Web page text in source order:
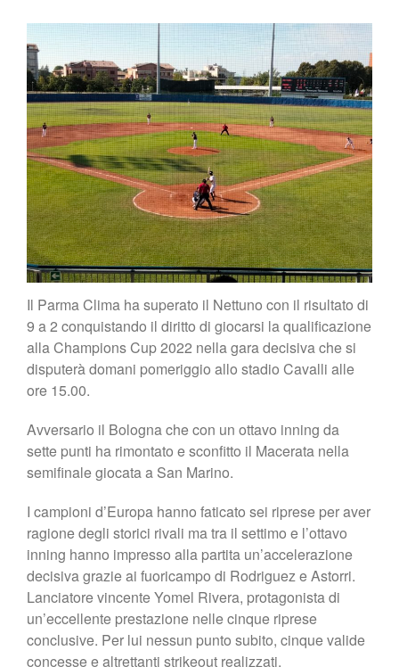
Il Parma Clima ha superato il Nettuno con il risultato di
9 a 2 conquistando il diritto di giocarsi la qualificazione
alla Champions Cup 2022 nella gara decisiva che si
disputerà domani pomeriggio allo stadio Cavalli alle
ore 15.00.
Avversario il Bologna che con un ottavo inning da
sette punti ha rimontato e sconfitto il Macerata nella
semifinale giocata a San Marino.
I campioni d’Europa hanno faticato sei riprese per aver
ragione degli storici rivali ma tra il settimo e l’ottavo
inning hanno impresso alla partita un’accelerazione
decisiva grazie ai fuoricampo di Rodriguez e Astorri.
Lanciatore vincente Yomel Rivera, protagonista di
un’eccellente prestazione nelle cinque riprese
conclusive. Per lui nessun punto subito, cinque valide
concesse e altrettanti strikeout realizzati.